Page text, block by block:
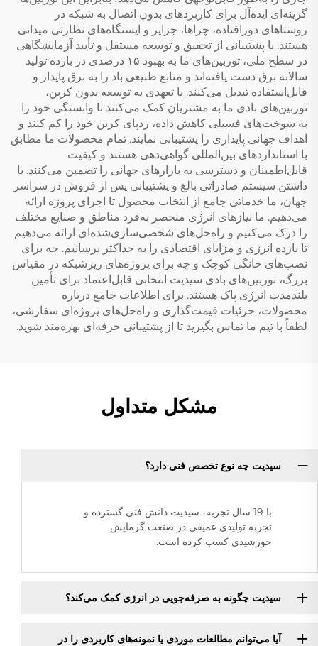
گزینه‌ای ایده‌آل برای کاربردهای بدون اتصال به شبکه در
روستاهای دورافتاده، چراها، جزایر و ایستگاه‌های نظارتی میدانی
هستند. با پشتیبانی از تحقیق و توسعه مستقل و تأیید آزمایشگاهی
در سطح ملی، توربین‌های ما به بهبود ۱۵ درصدی در بازده تولید
سالانه برق دست یافته‌اند و منابع طبیعی باد را به برق پایدار و
قابل‌استفاده تبدیل می‌کنند. با تعهدی به توسعه بدون کربن،
توربین‌های بادی ما به مشتریان کمک می‌کنند تا وابستگی خود را
به سوخت‌های فسیلی کاهش داده، ردپای کربن خود را کم کنند و
اهداف جهانی پایداری را پشتیبانی نمایند. تمام محصولات ما مطابق
با استانداردهای بین‌المللی گواهی‌دهی هستند و کیفیت
قابل‌اطمینان و دسترسی به بازارهای جهانی را تضمین می‌کنند. با
داشتن سیستم صادراتی بالغ و پشتیبانی پس از فروش در سراسر
جهان، ما خدماتی جامع از انتخاب محصول تا اجرای پروژه ارائه
می‌دهیم. ما نیازهای انرژی منحصر به‌فرد مناطق و صنایع مختلف
را درک می‌کنیم و راه‌حل‌های شخصی‌سازی‌شده‌ای ارائه می‌دهیم
تا بازده انرژی و مزایای اقتصادی را به حداکثر برسانیم. چه برای
نصب‌های خانگی کوچک و چه برای پروژه‌های ریزشبکه در مقیاس
بزرگ، توربین‌های بادی سیدیت انتخابی قابل‌اعتماد برای تأمین
بلندمدت انرژی پاک هستند. برای اطلاعات جامع درباره
محصولات، جزئیات قیمت‌گذاری و راه‌حل‌های پروژه‌ای سفارشی،
لطفاً با تیم ما تماس بگیرید تا از پشتیبانی حرفه‌ای بهره‌مند شوید.
مشکل متداول
سیدیت چه نوع تخصص فنی دارد؟
با 19 سال تجربه، سیدیت دانش فنی گسترده و
تجربه تولیدی عمیقی در صنعت گرمایش
خورشیدی کسب کرده است.
سیدیت چگونه به صرفه‌جویی در انرژی کمک می‌کند؟
آیا می‌توانم مطالعات موردی یا نمونه‌های کاربردی را در